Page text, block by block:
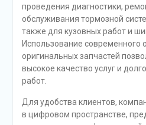
проведения диагностики,
обслуживания тормозной
также для кузовных работ и
Использование современного
оригинальных запчастей
высокое качество услуг и
работ.
Для удобства клиентов,
в цифровом пространстве,